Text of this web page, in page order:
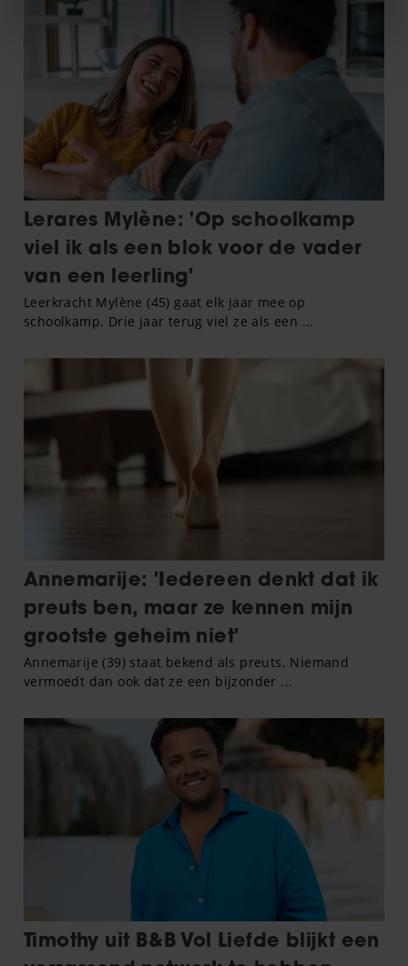
We gebruiken cookies om content en advertenties te
personaliseren, om functies voor social media te bieden
en om ons websiteverkeer te analyseren. Ook delen we
informatie over uw gebruik van onze site met onze
partners voor social media, adverteren en analyse. Deze
partners kunnen deze gegevens combineren met andere
informatie die u aan ze heeft verstrekt of die ze hebben
verzameld op basis van uw gebruik van hun services. U
gaat akkoord met onze cookies als u onze website blijft
gebruiken.